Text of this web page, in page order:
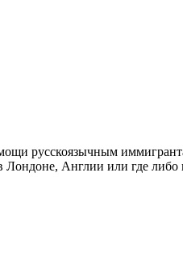
русскоязычным
Лондоне, Англии или где